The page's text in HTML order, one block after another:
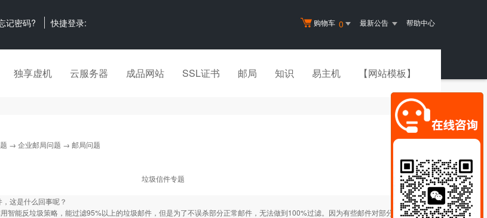
购物车 0 最新公告 帮助中心
记密码? 快捷登录:
独享虚机 云服务器 成品网站 SSL证书 邮局 知识 易主机 【网站模板】
→ 企业邮局问题 → 邮局问题
垃圾信件专题
这是什么回事呢？
能反垃圾策略，能过滤95%以上的垃圾邮件，但是为了不误杀部分正常邮件，无法做到100%过滤。因为有些邮件对部分用户